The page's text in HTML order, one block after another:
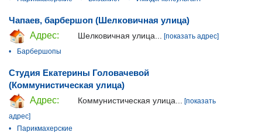
Чапаев, барбершоп (Шелковичная улица)
Адрес:
Шелковичная улица...
[показать адрес]
•
Барбершопы
Студия Екатерины Головачевой
(Коммунистическая улица)
Адрес:
Коммунистическая улица...
[показать
адрес]
•
Парикмахерские